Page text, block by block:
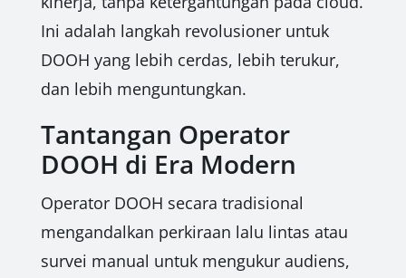
Ini adalah langkah revolusioner untuk
DOOH yang lebih cerdas, lebih terukur,
dan lebih menguntungkan.
Tantangan Operator
DOOH di Era Modern
Operator DOOH secara tradisional
mengandalkan perkiraan lalu lintas atau
survei manual untuk mengukur audiens,